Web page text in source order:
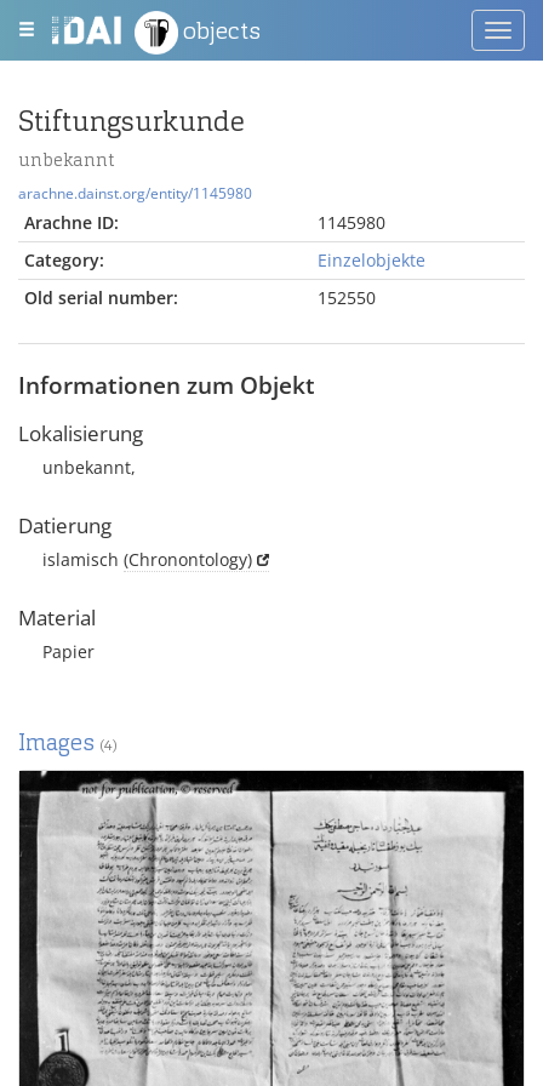
objects
Stiftungsurkunde
unbekannt
arachne.dainst.org/entity/1145980
Arachne ID:
1145980
Category:
Einzelobjekte
Old serial number:
152550
Informationen zum Objekt
Lokalisierung
unbekannt,
Datierung
islamisch (Chronontology)
Material
Papier
Images (4)